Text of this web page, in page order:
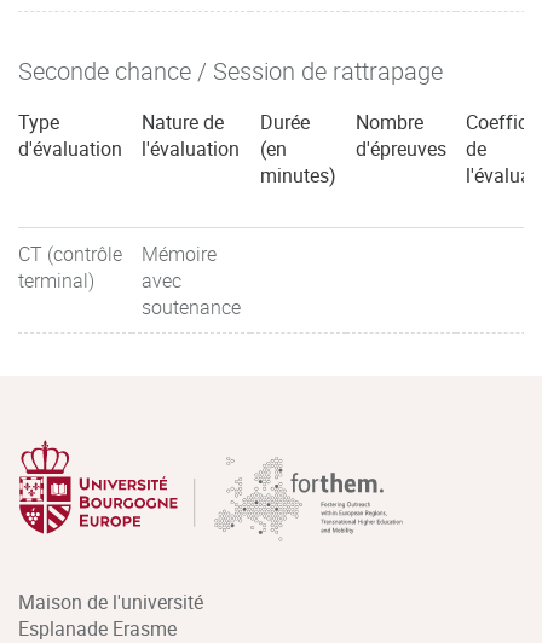
Seconde chance / Session de rattrapage
Type
d'évaluation
Nature de
l'évaluation
Durée
(en
minutes)
Nombre
d'épreuves
de
CT (contrôle
terminal)
Mémoire
avec
soutenance
Maison de l'université
Esplanade Erasme